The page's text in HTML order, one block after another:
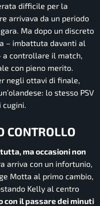
difficile per la
arrivava da un periodo
Ma dopo un discreto
– imbattuta davanti al
a controllare il match,
con pieno merito.
negli ottavi di finale,
lo stesso PSV
cugini.
CONTROLLO
ma occasioni non
arriva con un infortunio,
Motta al primo cambio,
Kelly al centro
con il passare dei minuti